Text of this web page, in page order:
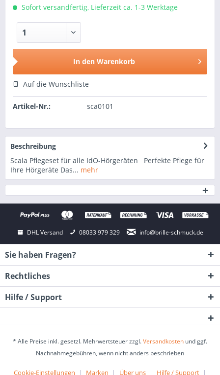
Sofort versandfertig, Lieferzeit ca. 1-3 Werktage
In den Warenkorb
Auf die Wunschliste
Artikel-Nr.: sca0101
Beschreibung
Scala Pflegeset für alle IdO-Hörgeräten Perfekte Pflege für
Ihre Hörgeräte Das... mehr
DHL Versand 08033 979 329 info@brille-schmuck.de
Sie haben Fragen?
Rechtliches
Hilfe / Support
* Alle Preise inkl. gesetzl. Mehrwertsteuer zzgl.Versandkosten und ggf.
Nachnahmegebühren, wenn nicht anders beschrieben
Cookie-Einstellungen Marken Über uns Hilfe / Support